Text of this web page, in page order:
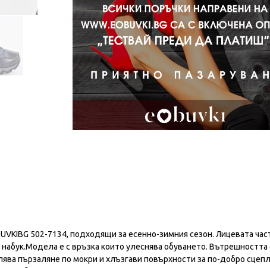
502-7134, подходящи за есенно-зимния сезон. Лицевата
е с връзка които улеснява обуването. Вътрешността
пързаляне по мокри и хлъзгави повърхности за по-добро